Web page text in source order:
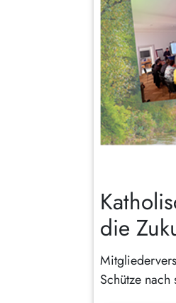
die
Schütze nach